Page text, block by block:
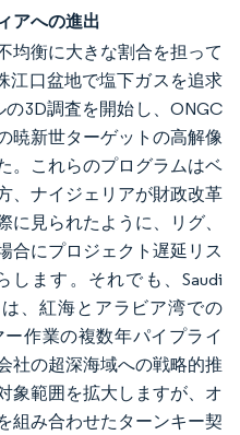
アへの進出
均衡に大きな割合を担って
江口盆地で塩下ガスを追求
3D調査を開始し、ONGC
暁新世ターゲットの高解像
。これらのプログラムはベ
、ナイジェリアが財政改革
に見られたように、リグ、
合にプロジェクト遅延リス
します。それでも、Saudi
、紅海とアラビア湾での
作業の複数年パイプライ
社の超深海域への戦略的推
象範囲を拡大しますが、オ
組み合わせたターンキー契